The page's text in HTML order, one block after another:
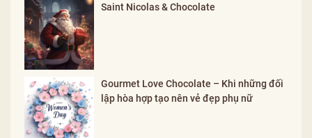
Saint Nicolas & Chocolate
Gourmet Love Chocolate – Khi những đối
lập hòa hợp tạo nên vẻ đẹp phụ nữ